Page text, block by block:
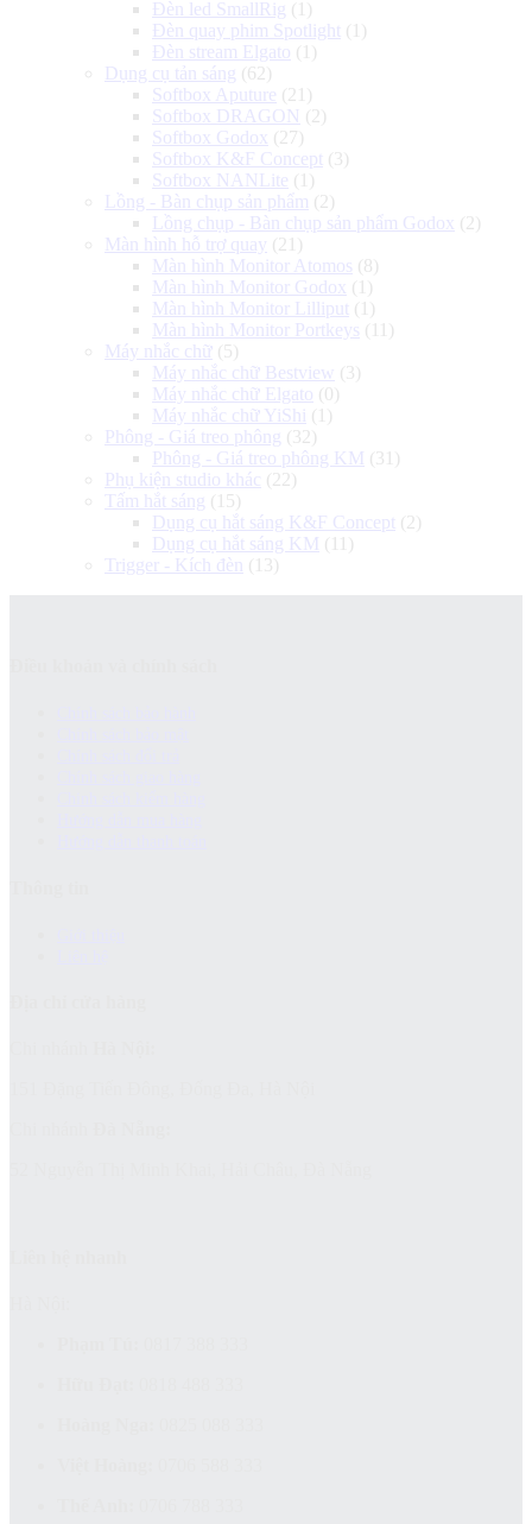
Đèn led SmallRig (1)
Đèn quay phim Spotlight (1)
Đèn stream Elgato (1)
Dụng cụ tản sáng (62)
Softbox Aputure (21)
Softbox DRAGON (2)
Softbox Godox (27)
Softbox K&F Concept (3)
Softbox NANLite (1)
Lồng - Bàn chụp sản phẩm (2)
Lồng chụp - Bàn chụp sản phẩm Godox (2)
Màn hình hỗ trợ quay (21)
Màn hình Monitor Atomos (8)
Màn hình Monitor Godox (1)
Màn hình Monitor Lilliput (1)
Màn hình Monitor Portkeys (11)
Máy nhắc chữ (5)
Máy nhắc chữ Bestview (3)
Máy nhắc chữ Elgato (0)
Máy nhắc chữ YiShi
(1)
Phông - Giá treo phông (32)
Phông - Giá treo phông KM (31)
Phụ kiện studio khác (22)
Tấm hắt sáng (15)
Dụng cụ hắt sáng K&F Concept (2)
Dụng cụ hắt sáng KM (11)
Trigger - Kích đèn
(13)